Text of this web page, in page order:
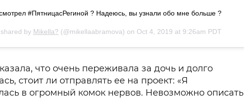
#ПятницасРегиной ? Надеюсь, вы узнали обо мне больше ?
by Mikella? (@mikellaabramova) on Oct 4, 2019 at 9:26am PDT
что очень переживала за дочь и долго
стоит ли отправлять ее на проект: «Я
в огромный комок нервов. Невозможно описать